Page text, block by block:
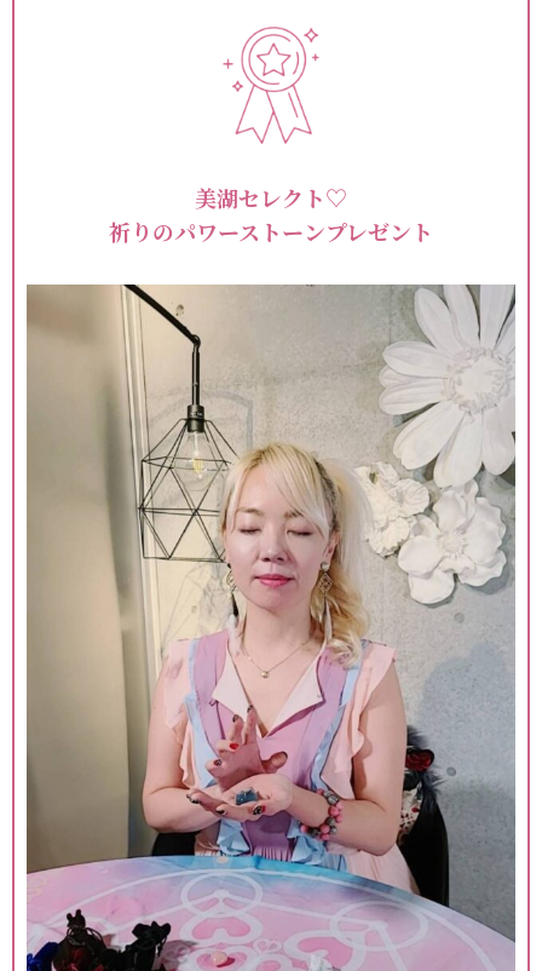
美湖セレクト♡
祈りのパワーストーンプレゼント